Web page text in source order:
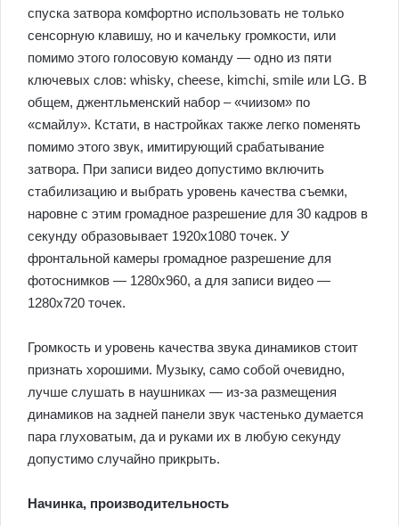
спуска затвора комфортно использовать не только
сенсорную клавишу, но и качельку громкости, или
помимо этого голосовую команду — одно из пяти
ключевых слов: whisky, cheese, kimchi, smile или LG. В
общем, джентльменский набор – «чиизом» по
«смайлу». Кстати, в настройках также легко поменять
помимо этого звук, имитирующий срабатывание
затвора. При записи видео допустимо включить
стабилизацию и выбрать уровень качества съемки,
наровне с этим громадное разрешение для 30 кадров в
секунду образовывает 1920х1080 точек. У
фронтальной камеры громадное разрешение для
фотоснимков — 1280х960, а для записи видео —
1280х720 точек.
Громкость и уровень качества звука динамиков стоит
признать хорошими. Музыку, само собой очевидно,
лучше слушать в наушниках — из-за размещения
динамиков на задней панели звук частенько думается
пара глуховатым, да и руками их в любую секунду
допустимо случайно прикрыть.
Начинка, производительность